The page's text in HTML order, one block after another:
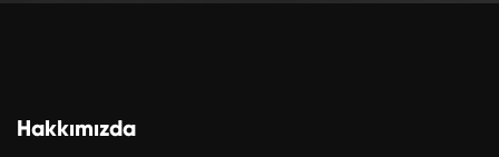
Hakkımızda